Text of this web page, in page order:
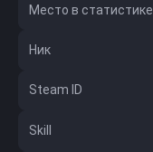
Место в статистике
Ник
Steam ID
Skill